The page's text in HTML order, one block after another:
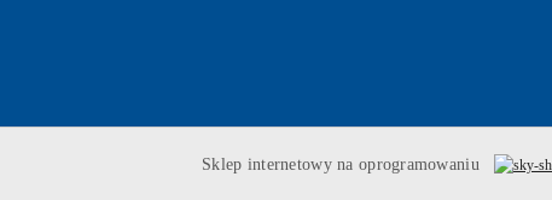
Sklep internetowy na oprogramowaniu